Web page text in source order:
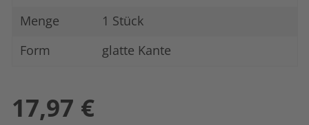
Menge
1 Stück
Form
glatte Kante
17,97 €